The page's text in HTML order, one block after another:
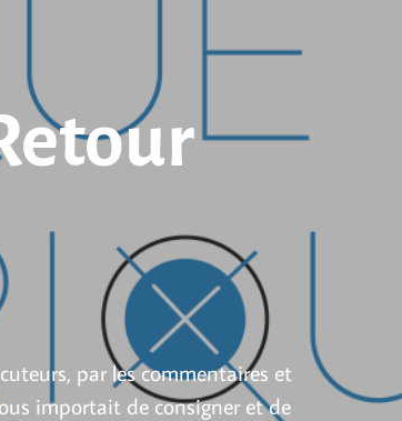
par les commentaires et
importait de consigner et de